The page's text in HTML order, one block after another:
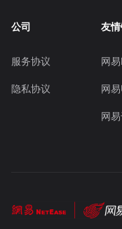
公司
服务协议
隐私协议
友
网
网
网